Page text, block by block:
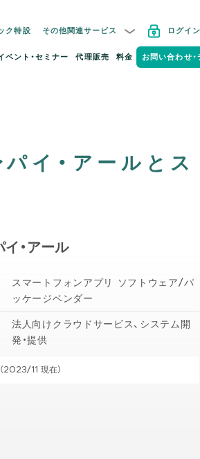
ク特設 その他関連サービス ログイン
ベント・セミナー 代理販売 料金 お問い合わせ・
イ・アールとス
・アール
スマートフォンアプリ ソフトウェア/パ
ッケージベンダー
法人向けクラウドサービス、システム開
発・提供
2023/11 現在）